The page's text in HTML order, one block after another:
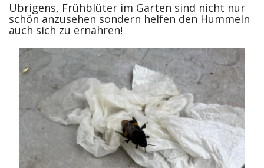
Übrigens, Frühblüter im Garten sind nicht nur
schön anzusehen sondern helfen den Hummeln
auch sich zu ernähren!